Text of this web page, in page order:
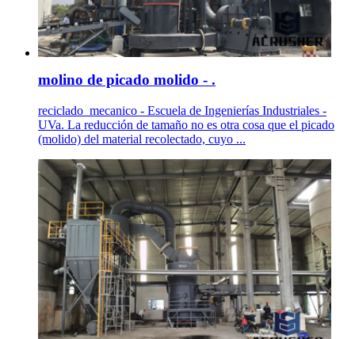
molino de picado molido - .
reciclado_mecanico - Escuela de Ingenierías Industriales -
UVa. La reducción de tamaño no es otra cosa que el picado
(molido) del material recolectado, cuyo ...